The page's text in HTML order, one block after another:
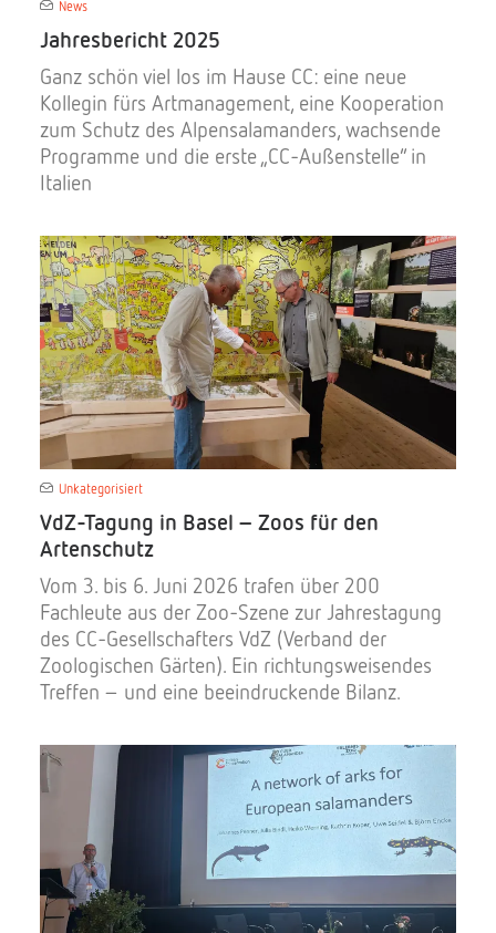
News
Jahresbericht 2025
Ganz schön viel los im Hause CC: eine neue
Kollegin fürs Artmanagement, eine Kooperation
zum Schutz des Alpensalamanders, wachsende
Programme und die erste „CC-Außenstelle“ in
Italien
Unkategorisiert
VdZ-Tagung in Basel – Zoos für den
Artenschutz
Vom 3. bis 6. Juni 2026 trafen über 200
Fachleute aus der Zoo-Szene zur Jahrestagung
des CC-Gesellschafters VdZ (Verband der
Zoologischen Gärten). Ein richtungsweisendes
Treffen – und eine beeindruckende Bilanz.